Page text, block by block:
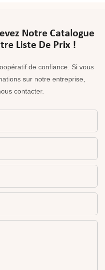
Notre Catalogue
Liste De Prix !
de confiance. Si vous
sur notre entreprise,
contacter.